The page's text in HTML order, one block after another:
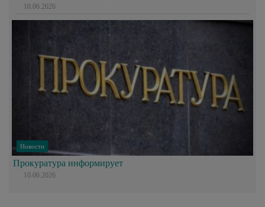
10.06.2026
Новости
Прокуратура информирует
10.06.2026